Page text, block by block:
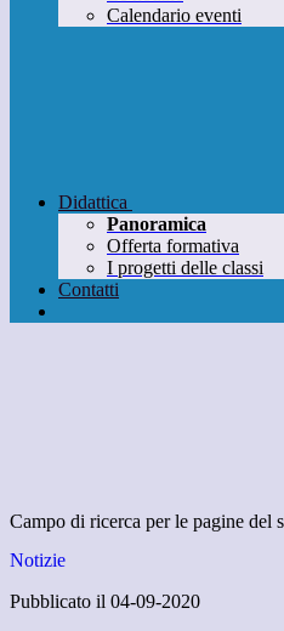
Calendario eventi
Didattica
Panoramica
Offerta formativa
I progetti delle classi
Contatti
Campo di ricerca per le pagine del
Notizie
Pubblicato il 04-09-2020